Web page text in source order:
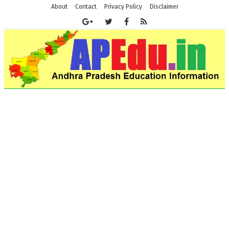
About Contact Privacy Policy Disclaimer